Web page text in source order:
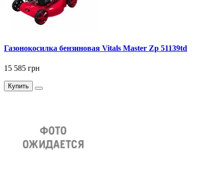
Газонокосилка бензиновая Vitals Master Zp 51139td
15 585 грн
Купить